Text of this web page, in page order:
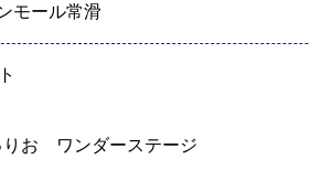
モール常滑
お ワンダーステージ